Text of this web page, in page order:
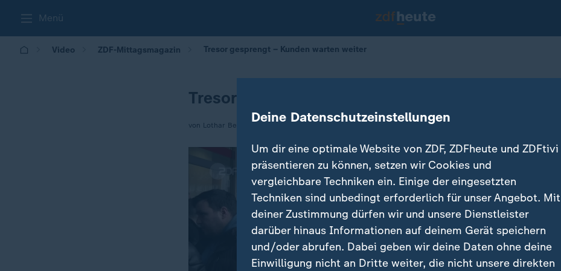
Menü
Video ZDF-Mittagsmagazin Tresor gesprengt – Kunden warten weiter
Tresor gesprengt – Kunden warten weiter
von Lothar Becker Deine Datenschutzeinstellungen
Um dir eine optimale Website von ZDF, ZDFheute und ZDFtivi
präsentieren zu können, setzen wir Cookies und
vergleichbare Techniken ein. Einige der eingesetzten
Techniken sind unbedingt erforderlich für unser Angebot. Mit
deiner Zustimmung dürfen wir und unsere Dienstleister
darüber hinaus Informationen auf deinem Gerät speichern
und/oder abrufen. Dabei geben wir deine Daten ohne deine
Einwilligung nicht an Dritte weiter, die nicht unsere direkten